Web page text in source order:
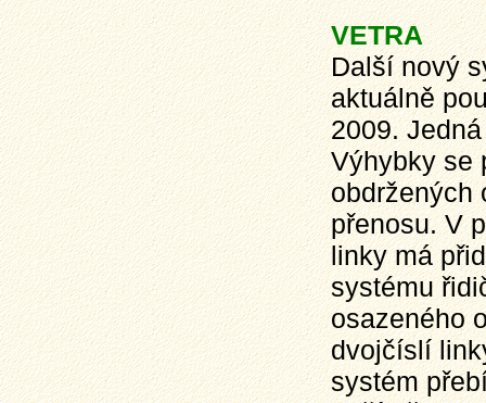
VETRA
Další nový
aktuálně
2009.
Výhybky se
obdržených
přenosu. V
linky má
systému
osazeného
dvojčíslí
systém